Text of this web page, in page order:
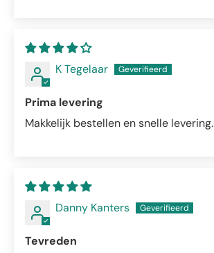
K Tegelaar
Prima levering
Makkelijk bestellen en snelle levering.
Danny Kanters
Tevreden